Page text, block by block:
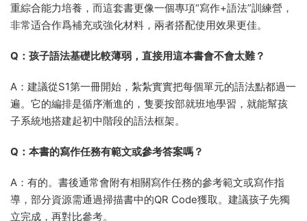
重綜合能力培養，而這套書更像一個專項“寫作+語法”訓練營，
非常适合作爲補充或強化材料，兩者搭配使用效果更佳。
Q：孩子語法基礎比較薄弱，直接用這本書會不會太難？
A：建議從S1第一冊開始，紮紮實實把每個單元的語法點都過一
遍。它的編排是循序漸進的，隻要按部就班地學習，就能幫孩
子系統地搭建起初中階段的語法框架。
Q：本書的寫作任務有範文或參考答案嗎？
A：有的。書後通常會附有相關寫作任務的參考範文或寫作指
導，部分資源需通過掃描書中的QR Code獲取。建議孩子先獨
立完成，再對比參考。